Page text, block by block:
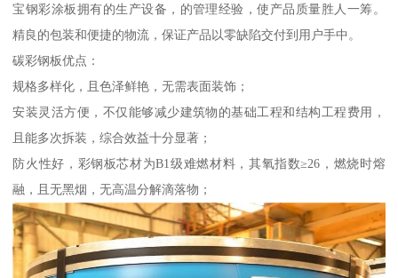
宝钢彩涂板拥有的生产设备，的管理经验，使产品质量胜人一筹。
精良的包装和便捷的物流，保证产品以零缺陷交付到用户手中。
碳彩钢板优点：
规格多样化，且色泽鲜艳，无需表面装饰；
安装灵活方便，不仅能够减少建筑物的基础工程和结构工程费用，
且能多次拆装，综合效益十分显著；
防火性好，彩钢板芯材为B1级难燃材料，其氧指数≥26，燃烧时熔
融，且无黑烟，无高温分解滴落物；